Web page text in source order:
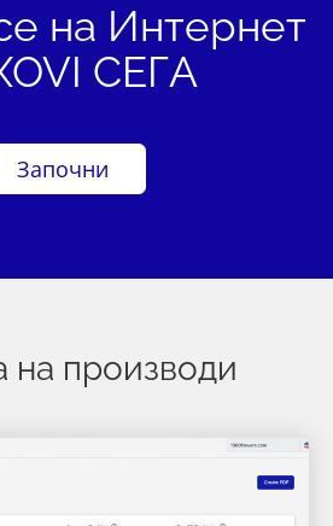
на Интернет
СЕГА
Започни
на производи